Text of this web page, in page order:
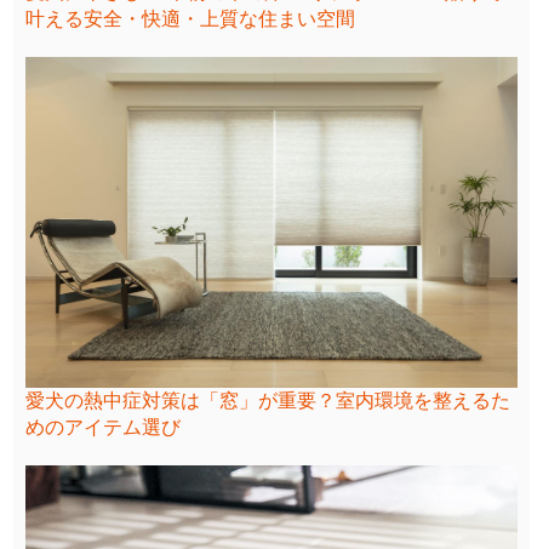
叶える安全・快適・上質な住まい空間
愛犬の熱中症対策は「窓」が重要？室内環境を整えるた
めのアイテム選び